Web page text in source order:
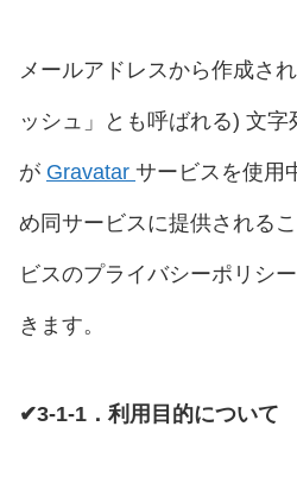
メールアドレスから作成さ
ッシュ」とも呼ばれる) 文字
が Gravatar サービスを使用
め同サービスに提供される
ビスのプライバシーポリシ
きます。
✔3-1-1．利用目的について